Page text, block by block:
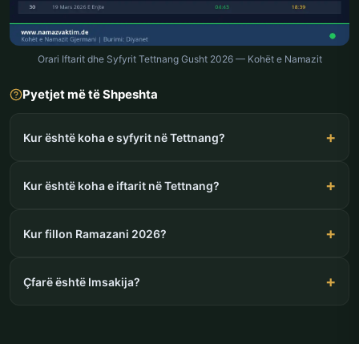
Orari Iftarit dhe Syfyrit Tettnang Gusht 2026 — Kohët e Namazit
Pyetjet më të Shpeshta
Kur është koha e syfyrit në Tettnang?
Kur është koha e iftarit në Tettnang?
Kur fillon Ramazani 2026?
Çfarë është Imsakija?